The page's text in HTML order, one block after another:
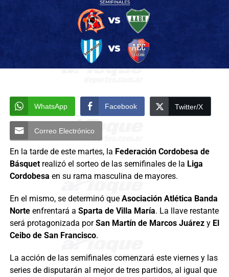
WhatsApp Facebook Twitter/X
Correo Electrónico
En la tarde de este martes, la Federación Cordobesa de
Básquet realizó el sorteo de las semifinales de la Liga
Cordobesa en su rama masculina de mayores.
En el mismo, se determinó que Asociación Atlética Banda
Norte enfrentará a Sparta de Villa María. La llave restante
será protagonizada porSan Martín de Marcos Juárez y El
Ceibo de San Francisco.
La acción de las semifinales comenzará este viernes y las
series de disputarán al mejor de tres partidos, al igual que